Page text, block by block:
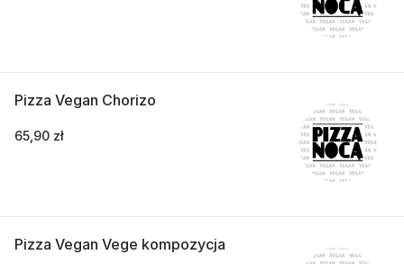
Pizza Vegan Chorizo
65,90 zł
Pizza Vegan Vege kompozycja